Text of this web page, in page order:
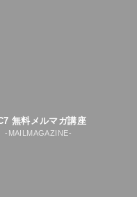
無料メルマガ講座
-MAILMAGAZINE-